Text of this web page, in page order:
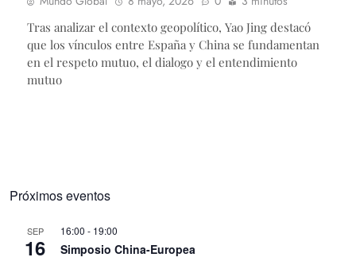
Tras analizar el contexto geopolítico, Yao Jing destacó
que los vínculos entre España y China se fundamentan
en el respeto mutuo, el dialogo y el entendimiento
mutuo
Próximos eventos
SEP
16
16:00 - 19:00
Simposio China-Europea